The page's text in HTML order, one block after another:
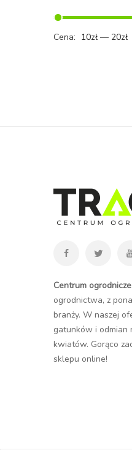
Cena: 10zł — 20zł
Centrum
ogrodnictwa, z
branży. W naszej
gatunków i odmian
kwiatów. Gorąco
sklepu online!